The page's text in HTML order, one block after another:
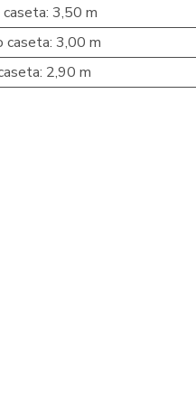
caseta: 3,50 m
caseta: 3,00 m
: 2,90 m